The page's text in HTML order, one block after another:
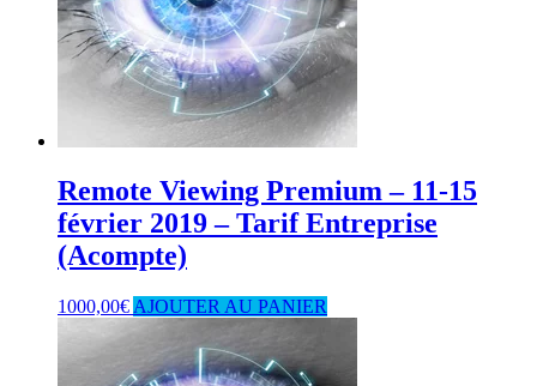
Remote Viewing Premium – 11-15
février 2019 – Tarif Entreprise
(Acompte)
1000,00€ AJOUTER AU PANIER